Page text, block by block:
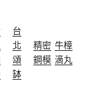
台
北
頌
缽
精密
鋼模
牛樟
滴丸